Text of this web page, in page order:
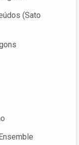
(Sato